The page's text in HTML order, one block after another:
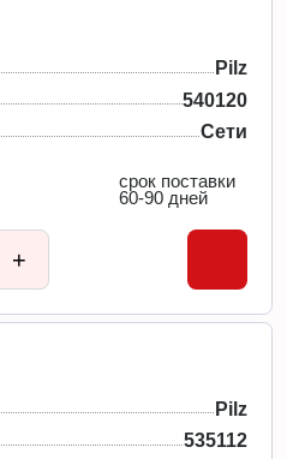
Pilz
540120
Сети
срок поставки
60-90 дней
+
Pilz
535112